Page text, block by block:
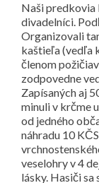
Naši predkovia
divadelníci.
Organizovali
kaštieľa (vedľa
členom
zodpovedne
Zapísaných aj
minuli v krčme
od jedného
náhradu 10
veselohry v 4
lásky. Hasiči